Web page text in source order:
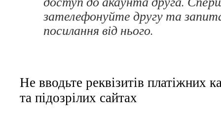
зателефонуйте другу та
посилання від нього.
Не вводьте реквізитів платіжних
та підозрілих сайтах